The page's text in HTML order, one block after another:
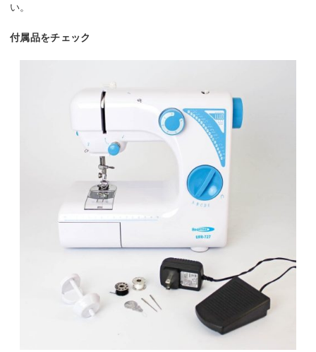
い。
付属品をチェック